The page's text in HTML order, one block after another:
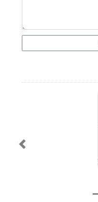
Previous